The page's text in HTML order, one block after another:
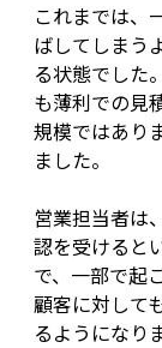
これまでは、
ばしてしまう
る状態でした
も薄利での見
規模ではあり
ました。
営業担当者は
認を受けると
で、一部で起
顧客に対して
るようになり